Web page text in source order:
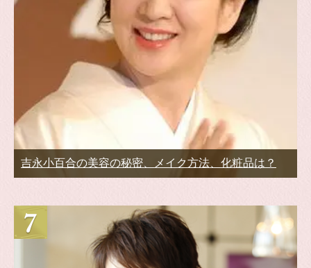
吉永小百合の美容の秘密、メイク方法、化粧品は？